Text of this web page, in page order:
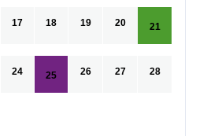
17 18 19 20 21
24 25 26 27 28